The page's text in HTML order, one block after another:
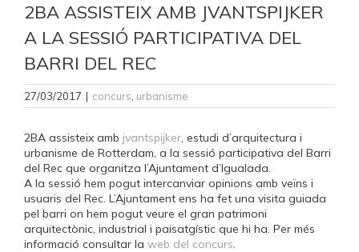
2BA ASSISTEIX AMB JVANTSPIJKER
A LA SESSIÓ PARTICIPATIVA DEL
BARRI DEL REC
27/03/2017 | concurs urbanisme
2BA assisteix amb jvantspijker, estudi d’arquitectura i
urbanisme de Rotterdam, a la sessió participativa del Barri
del Rec que organitza l’Ajuntament d’Igualada.
A la sessió hem pogut intercanviar opinions amb veïns i
usuaris del Rec. L’Ajuntament ens ha fet una visita guiada
pel barri on hem pogut veure el gran patrimoni
arquitectònic, industrial i paisatgístic que hi ha. Per més
informació consultar la web del concurs.